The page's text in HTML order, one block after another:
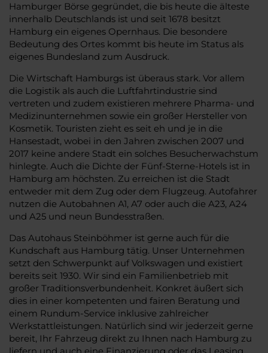
Hamburger Börse gegründet, die bis heute die älteste
innerhalb Deutschlands ist und seit 1678 besitzt
Hamburg ein eigenes Opernhaus. Die besondere
Bedeutung des Ortes kommt bis heute im Status als
eigenes Bundesland zum Ausdruck.
Die Wirtschaft Hamburgs ist überaus stark. Vor allem
die Logistik als auch die Luftfahrtindustrie sind
vertreten und zudem existieren mehrere Pharma- und
Medizinunternehmen sowie ein großer Hersteller von
Kosmetik. Touristen zieht es seit eh und je in die
Hansestadt, wobei in den Jahren zwischen 2007 und
2017 keine andere Stadt ein solches Besucherwachstum
hinlegte. Auch die Dichte der Fünf-Sterne-Hotels ist in
Hamburg am höchsten. Zu erreichen ist die Stadt
entweder mit dem Zug oder dem Flugzeug. Autofahrer
nutzen die Autobahnen A1, A7 oder auch die A23, A24
und A25 und neun Bundesstraßen.
Das Autohaus Steinböhmer ist gerne auch für die
Kundschaft aus Hamburg tätig. Unser Unternehmen
setzt den Schwerpunkt auf Volkswagen und existiert
bereits seit 1930. Wir sind ein Familienbetrieb mit
großer Traditionsverbundenheit. Konkret äußert sich
dies in einer kompetenten und fairen Beratung und
einem Rundum-Service inklusive zahlreicher
Werkstattleistungen. Natürlich sind wir jederzeit gerne
bereit, Ihr Fahrzeug direkt zu Ihnen nach Hamburg zu
liefern und auch eine Finanzierung oder das Leasing